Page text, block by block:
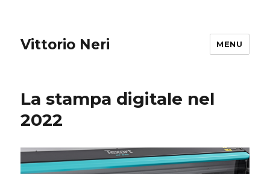
Vittorio Neri MENU
La stampa digitale nel
2022